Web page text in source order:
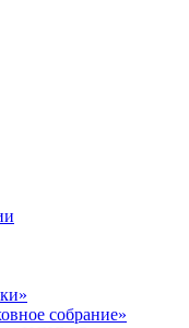
собрание»